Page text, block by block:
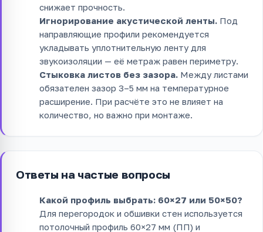
снижает прочность.
Игнорирование акустической ленты. Под
направляющие профили рекомендуется
укладывать уплотнительную ленту для
звукоизоляции — её метраж равен периметру.
Стыковка листов без зазора. Между листами
обязателен зазор 3–5 мм на температурное
расширение. При расчёте это не влияет на
количество, но важно при монтаже.
Ответы на частые вопросы
Какой профиль выбрать: 60×27 или 50×50?
Для перегородок и обшивки стен используется
потолочный профиль 60×27 мм (ПП) и